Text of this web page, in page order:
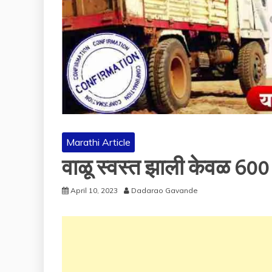
Marathi Article
वाळू स्वस्त झाली केवळ 600
April 10, 2023 Dadarao Gavande